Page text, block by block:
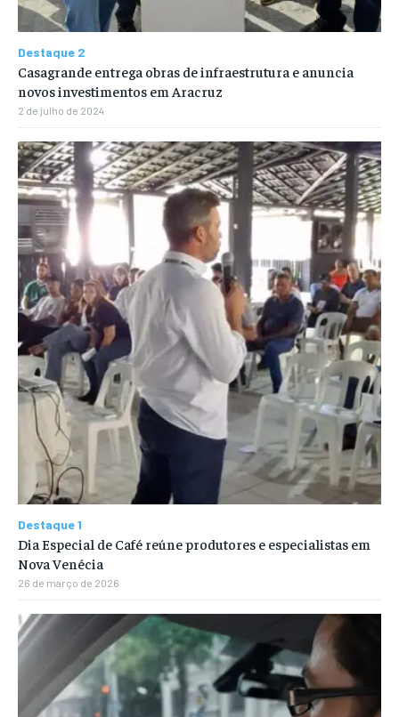
Destaque 2
Casagrande entrega obras de infraestrutura e anuncia
novos investimentos em Aracruz
2 de julho de 2024
Destaque 1
Dia Especial de Café reúne produtores e especialistas em
Nova Venécia
26 de março de 2026